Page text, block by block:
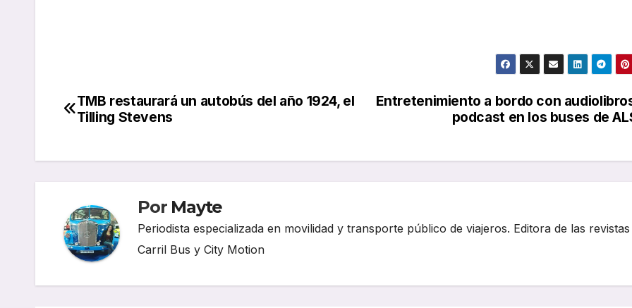
Navegación
entradas
Entretenimiento a bordo con
podcast en los buses de
TMB restaurará un autobús del año 1924, el
Tilling Stevens
Por Mayte
Periodista especializada en movilidad y transporte público de viajeros. Editora de las revistas
Carril Bus y City Motion